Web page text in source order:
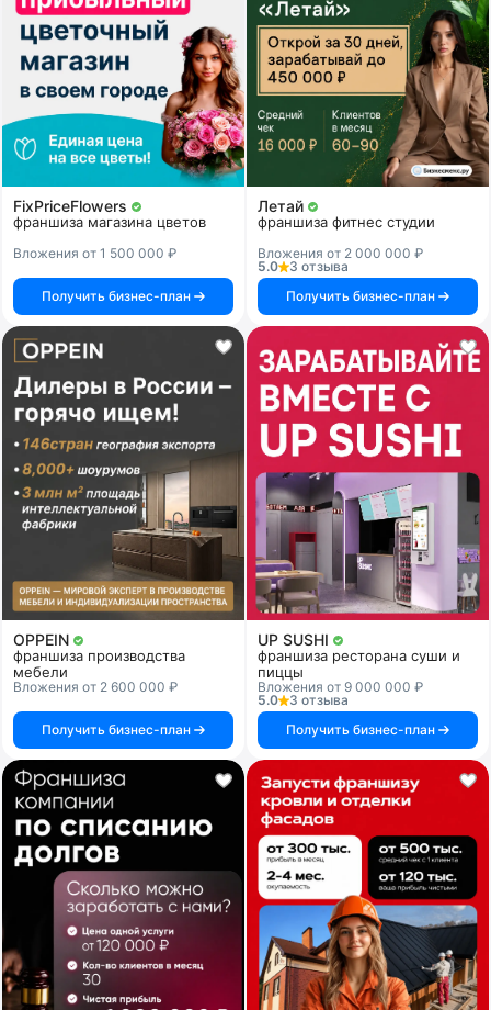
FixPriceFlowers
франшиза магазина цветов
Вложения от 1 500 000 ₽
Получить бизнес-план
Летай
франшиза фитнес студии
Вложения от 2 000 000 ₽
5.0
3 отзыва
Получить бизнес-план
OPPEIN
франшиза производства
мебели
Вложения от 2 600 000 ₽
Получить бизнес-план
UP SUSHI
франшиза ресторана суши и
пиццы
Вложения от 9 000 000 ₽
5.0
3 отзыва
Получить бизнес-план